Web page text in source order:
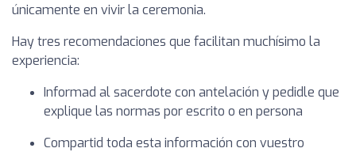
únicamente en vivir la ceremonia.
Hay tres recomendaciones que facilitan muchísimo la
experiencia:
Informad al sacerdote con antelación y pedidle que
explique las normas por escrito o en persona
Compartid toda esta información con vuestro